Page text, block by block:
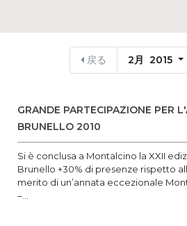
戻る 2月 2015
GRANDE PARTECIPAZIONE PER
BRUNELLO 2010
Si è conclusa a Montalcino la XXII
Brunello +30% di presenze rispetto
merito di un’annata eccezionale
–...